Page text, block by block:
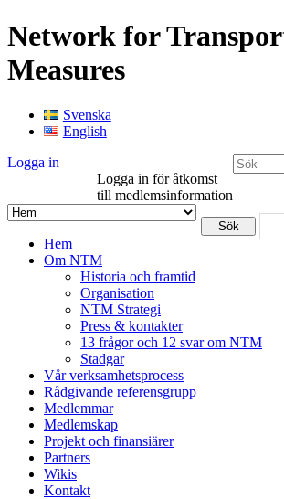
Network for
Measures
Svenska
English
Logga in
Logga in för åtkomst
till medlemsinformation
Hem
Om NTM
Historia och framtid
Organisation
NTM Strategi
Press & kontakter
13 frågor och 12 svar om NTM
Stadgar
Vår verksamhetsprocess
Rådgivande referensgrupp
Medlemmar
Medlemskap
Projekt och finansiärer
Partners
Wikis
Kontakt